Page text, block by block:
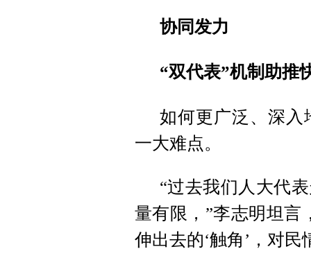
协同发力
“双代表”机制助推
如何更广泛、深入
一大难点。
“过去我们人大代
量有限，”李志明坦言
伸出去的‘触角’，对